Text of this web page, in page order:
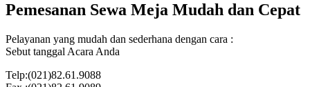
Pemesanan Sewa Meja Mudah dan Cepat
Pelayanan yang mudah dan sederhana dengan cara :
Sebut tanggal Acara Anda
Telp:(021)82.61.9088